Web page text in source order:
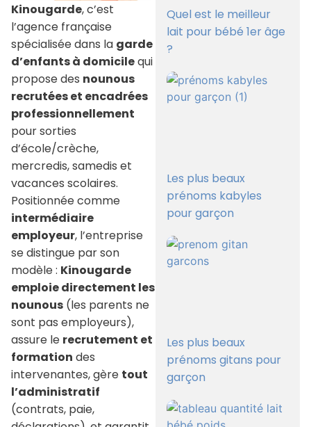
Kinougarde, c’est
l’agence française
spécialisée dans la garde
d’enfants à domicilequi
propose des nounous
recrutées et encadrées
professionnellement
pour sorties
d’école/crèche,
mercredis, samedis et
vacances scolaires.
Positionnée comme
intermédiaire
employeur, l’entreprise
se distingue par son
modèle : Kinougarde
emploie directement les
nounous (les parents ne
sont pas employeurs),
assure le recrutement et
formation des
intervenantes, gère tout
l’administratif
(contrats, paie,
Quel est le meilleur
lait pour bébé 1er âge
?
Les plus beaux
prénoms kabyles
pour garçon
Les plus beaux
prénoms gitans pour
garçon